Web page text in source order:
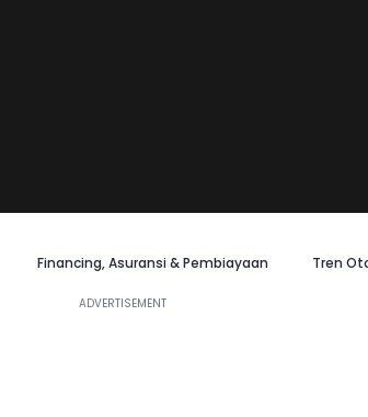
Financing, Asuransi & Pembiayaan Tren